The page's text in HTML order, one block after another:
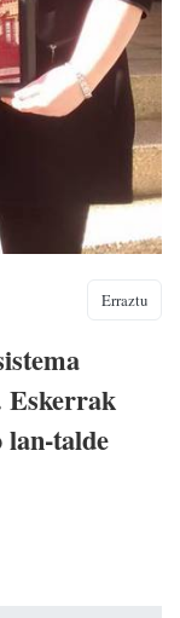
Erraztu
Eskerrak
lan-talde